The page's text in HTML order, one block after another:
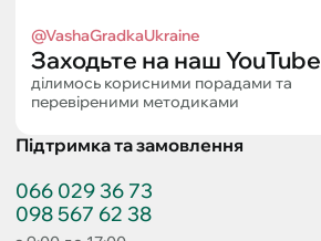
@VashaGradkaUkraine
Заходьте на наш YouTube
ділимось корисними порадами та
перевіреними методиками
Підтримка та замовлення
066 029 36 73
098 567 62 38